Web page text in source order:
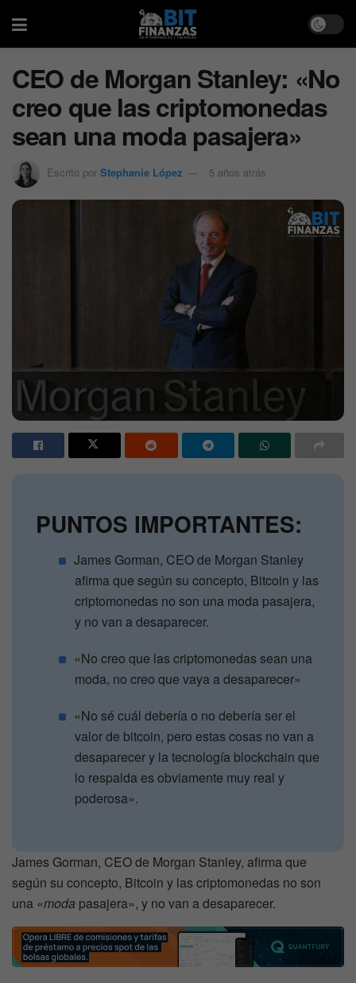
CEO de Morgan Stanley: «No
creo que las criptomonedas
sean una moda pasajera»
Escrito por Stephanie López 5 años atrás
PUNTOS IMPORTANTES:
James Gorman, CEO de Morgan Stanley
afirma que según su concepto, Bitcoin y las
criptomonedas no son una moda pasajera,
y no van a desaparecer.
«No creo que las criptomonedas sean una
moda, no creo que vaya a desaparecer»
«No sé cuál debería o no debería ser el
valor de bitcoin, pero estas cosas no van a
desaparecer y la tecnología blockchain que
lo respalda es obviamente muy real y
poderosa».
James Gorman, CEO de Morgan Stanley, afirma que
según su concepto, Bitcoin y las criptomonedas no son
una «moda pasajera», y no van a desaparecer.